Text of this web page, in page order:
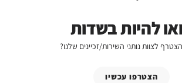
להיות בשדות
לצוות נותני השירות/זכיינים שלנו?
הצטרפו עכשיו